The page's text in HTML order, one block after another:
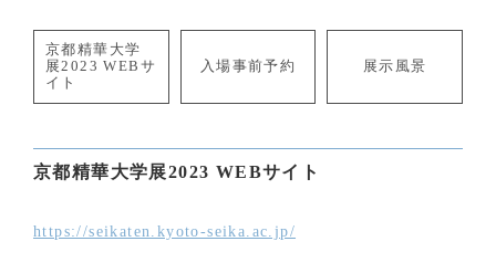
京都精華大学
展2023 WEBサ
イト
入場事前予約 展示風景
京都精華大学展2023 WEBサイト
https://seikaten.kyoto-seika.ac.jp/